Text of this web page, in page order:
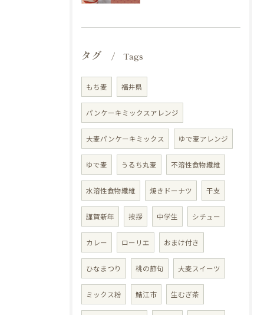
タグ Tags
もち麦 福井県
パンケーキミックスアレンジ
大麦パンケーキミックス ゆで麦アレンジ
ゆで麦 うるち丸麦 不溶性食物繊維
水溶性食物繊維 焼きドーナツ 干支
謹賀新年 挨拶 中学生 シチュー
カレー ローリエ おまけ付き
ひなまつり 桃の節句 大麦スイーツ
ミックス粉 鯖江市 生むぎ茶